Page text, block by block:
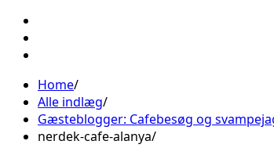
Home
Alle indlæg
Gæsteblogger: Cafebesøg og
nerdek-cafe-alanya